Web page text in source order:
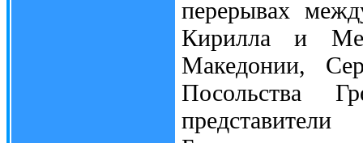
перерывах
Кирилла и
Македонии,
Посольства